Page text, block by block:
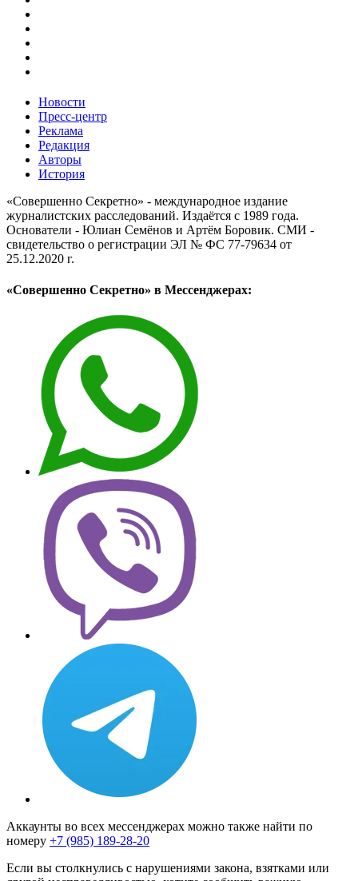
Новости
Пресс-центр
Реклама
Редакция
Авторы
История
«Совершенно Секретно» - международное издание
журналистских расследований. Издаётся с 1989 года.
Основатели - Юлиан Семёнов и Артём Боровик. CМИ -
свидетельство о регистрации ЭЛ № ФС 77-79634 от
25.12.2020 г.
«Совершенно Секретно» в Мессенджерах:
Аккаунты во всех мессенджерах можно также найти по
номеру +7 (985) 189-28-20
Если вы столкнулись с нарушениями закона, взятками или